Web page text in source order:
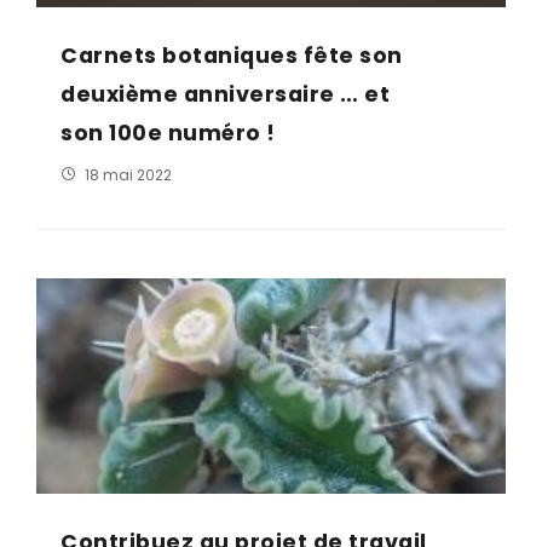
Carnets botaniques fête son
deuxième anniversaire … et
son 100e numéro !
18 mai 2022